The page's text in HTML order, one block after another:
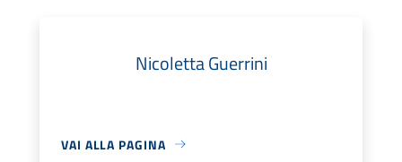
Nicoletta Guerrini
VAI ALLA PAGINA